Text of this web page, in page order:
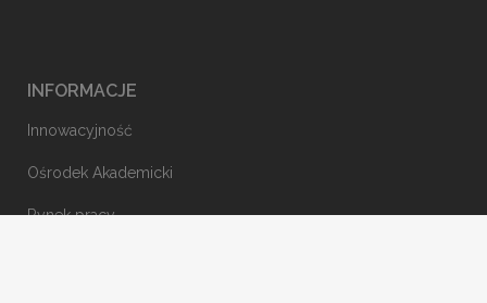
INFORMACJE
Innowacyjność
Ośrodek Akademicki
Rynek pracy